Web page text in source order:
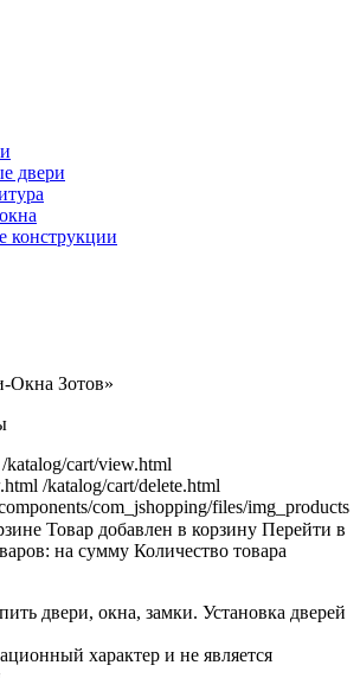
двери
Окна Зотов»
/katalog/cart/view.html
/katalog/cart/delete.html
com_jshopping/files/img_products
Товар добавлен в корзину Перейти в
на сумму Количество товара
двери, окна, замки. Установка дверей
характер и не является